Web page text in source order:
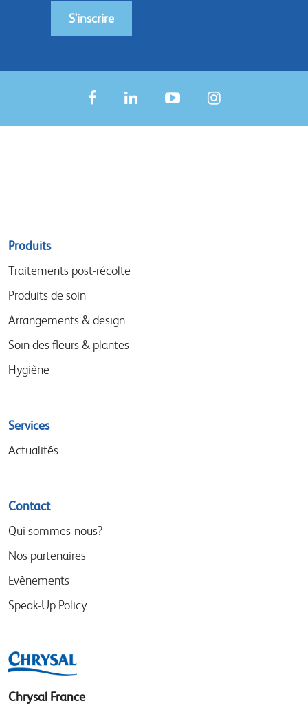
S'inscrire
Sitemap
menu
Produits
Traitements post-récolte
Produits de soin
Arrangements & design
Soin des fleurs & plantes
Hygiène
Services
Actualités
Contact
Qui sommes-nous?
Nos partenaires
Evènements
Speak-Up Policy
Chrysal France